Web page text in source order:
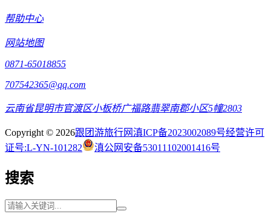
帮助中心
网站地图
0871-65018855
707542365@qq.com
云南省昆明市官渡区小板桥广福路翡翠南郡小区5幢2803
Copyright © 2026跟团游旅行网滇ICP备2023002089号经营许可
证号:L-YN-101282
滇公网安备53011102001416号
搜索